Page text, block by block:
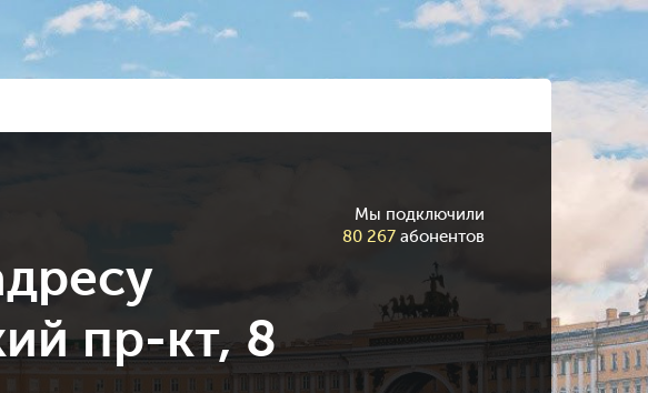
Мы подключили
80 267 абонентов
пр-кт, 8